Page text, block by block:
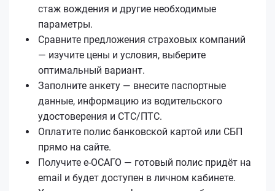
стаж вождения и другие необходимые
параметры.
Сравните предложения страховых компаний
— изучите цены и условия, выберите
оптимальный вариант.
Заполните анкету — внесите паспортные
данные, информацию из водительского
удостоверения и СТС/ПТС.
Оплатите полис банковской картой или СБП
прямо на сайте.
Получите е‑ОСАГО — готовый полис придёт на
email и будет доступен в личном кабинете.